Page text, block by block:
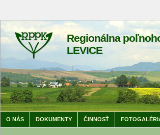
Regionálna
LEVICE
O NÁS DOKUMENTY ČINNOSŤ